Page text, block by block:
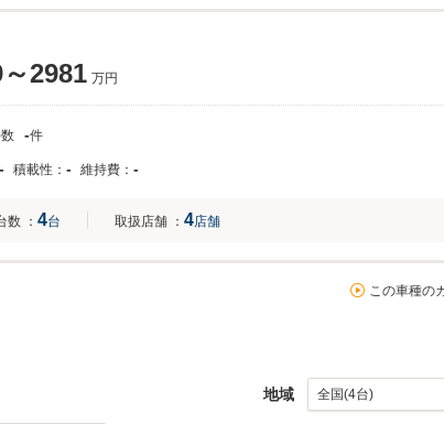
2981 万円
-件
- 積載性： - 維持費： -
数 ： 4台 取扱店舗 ： 4店舗
この車種の
地域